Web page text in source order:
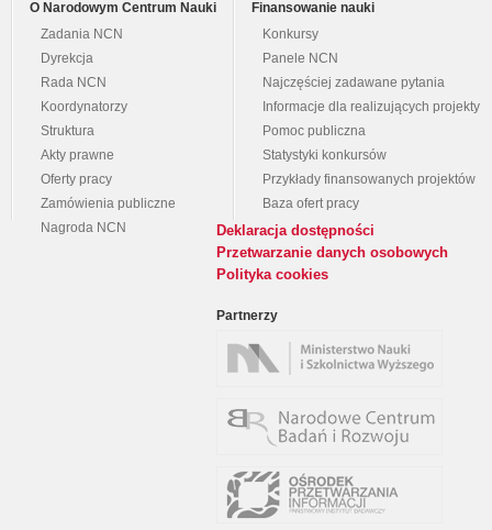
O Narodowym Centrum Nauki
Zadania NCN
Dyrekcja
Rada NCN
Koordynatorzy
Struktura
Akty prawne
Oferty pracy
Zamówienia publiczne
Nagroda NCN
Finansowanie nauki
Konkursy
Panele NCN
Najczęściej zadawane pytania
Informacje dla realizujących projekty
Pomoc publiczna
Statystyki konkursów
Przykłady finansowanych projektów
Baza ofert pracy
Deklaracja dostępności
Przetwarzanie danych osobowych
Polityka cookies
Partnerzy